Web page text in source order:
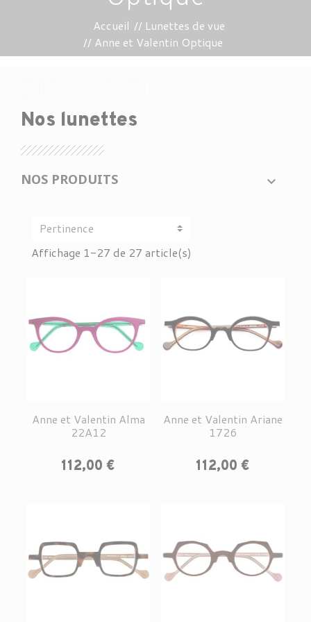
Accueil
Lunettes de vue
Anne et Valentin Optique
Nos lunettes
NOS PRODUITS
Affichage 1-27 de 27 article(s)
Anne et Valentin Alma
22A12
Prix
112,00 €
Anne et Valentin Ariane
1726
Prix
112,00 €